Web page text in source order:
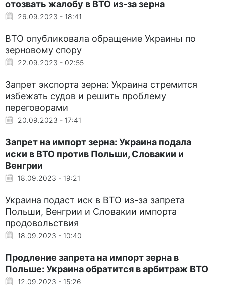
отозвать жалобу в ВТО из-за зерна
26.09.2023 - 18:41
ВТО опубликовала обращение Украины по
зерновому спору
22.09.2023 - 02:55
Запрет экспорта зерна: Украина стремится
избежать судов и решить проблему
переговорами
20.09.2023 - 17:41
Запрет на импорт зерна: Украина подала
иски в ВТО против Польши, Словакии и
Венгрии
18.09.2023 - 19:21
Украина подаст иск в ВТО из-за запрета
Польши, Венгрии и Словакии импорта
продовольствия
18.09.2023 - 10:40
Продление запрета на импорт зерна в
Польше: Украина обратится в арбитраж ВТО
12.09.2023 - 15:26